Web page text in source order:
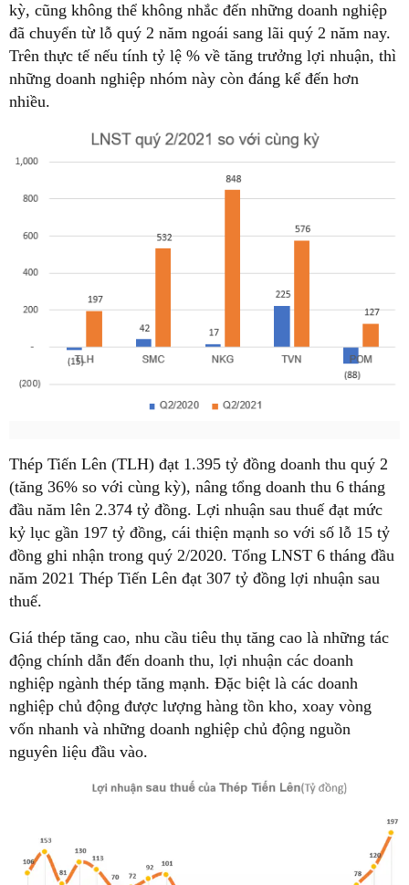
kỳ, cũng không thể không nhắc đến những doanh nghiệp
đã chuyển từ lỗ quý 2 năm ngoái sang lãi quý 2 năm nay.
Trên thực tế nếu tính tỷ lệ % về tăng trưởng lợi nhuận, thì
những doanh nghiệp nhóm này còn đáng kể đến hơn
nhiều.
Thép Tiến Lên (TLH) đạt 1.395 tỷ đồng doanh thu quý 2
(tăng 36% so với cùng kỳ), nâng tổng doanh thu 6 tháng
đầu năm lên 2.374 tỷ đồng. Lợi nhuận sau thuế đạt mức
kỷ lục gần 197 tỷ đồng, cái thiện mạnh so với số lỗ 15 tỷ
đồng ghi nhận trong quý 2/2020. Tổng LNST 6 tháng đầu
năm 2021 Thép Tiến Lên đạt 307 tỷ đồng lợi nhuận sau
thuế.
Giá thép tăng cao, nhu cầu tiêu thụ tăng cao là những tác
động chính dẫn đến doanh thu, lợi nhuận các doanh
nghiệp ngành thép tăng mạnh. Đặc biệt là các doanh
nghiệp chủ động được lượng hàng tồn kho, xoay vòng
vốn nhanh và những doanh nghiệp chủ động nguồn
nguyên liệu đầu vào.